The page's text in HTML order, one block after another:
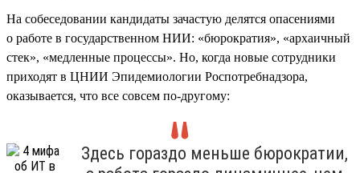
На собеседовании кандидаты зачастую делятся опасениями
о работе в государственном НИИ: «бюрократия», «архаичный
стек», «медленные процессы». Но, когда новые сотрудники
приходят в ЦНИИ Эпидемиологии Роспотребнадзора,
оказывается, что все совсем по-другому:
Здесь гораздо меньше бюрократии,